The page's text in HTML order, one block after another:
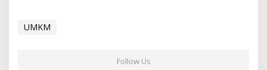
UMKM
Follow Us